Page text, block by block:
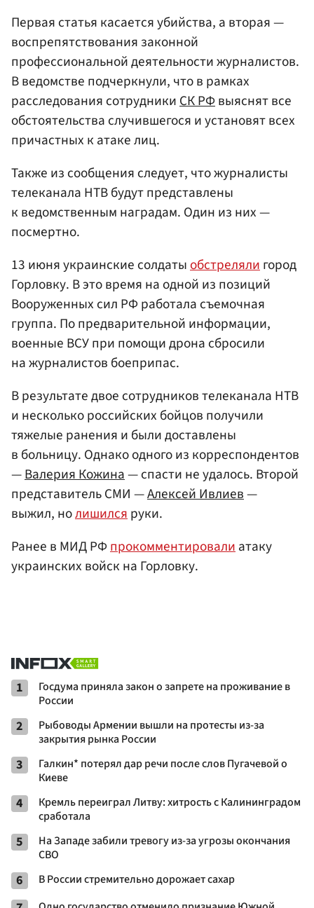
Первая статья касается убийства, а вторая —
воспрепятствования законной
профессиональной деятельности журналистов.
В ведомстве подчеркнули, что в рамках
расследования сотрудникиСК РФвыяснят все
обстоятельства случившегося и установят всех
причастных к атаке лиц.
Также из сообщения следует, что журналисты
телеканала НТВ будут представлены
к ведомственным наградам. Один из них —
посмертно.
13 июня украинские солдатыобстрелялигород
Горловку. В это время на одной из позиций
Вооруженных сил РФ работала съемочная
группа. По предварительной информации,
военные ВСУ при помощи дрона сбросили
на журналистов боеприпас.
В результате двое сотрудников телеканала НТВ
и несколько российских бойцов получили
тяжелые ранения и были доставлены
в больницу. Однако одного из корреспондентов
—Валерия Кожина— спасти не удалось. Второй
представитель СМИ —Алексей Ивлиев—
выжил, нолишилсяруки.
Ранее в МИД РФпрокомментировалиатаку
украинских войск на Горловку.
1
Госдума приняла закон о запрете на проживание в
России
2
Рыбоводы Армении вышли на протесты из-за
закрытия рынка России
3
Галкин* потерял дар речи после слов Пугачевой о
Киеве
4
Кремль переиграл Литву: хитрость с Калининградом
сработала
5
На Западе забили тревогу из-за угрозы окончания
СВО
6 В России стремительно дорожает сахар